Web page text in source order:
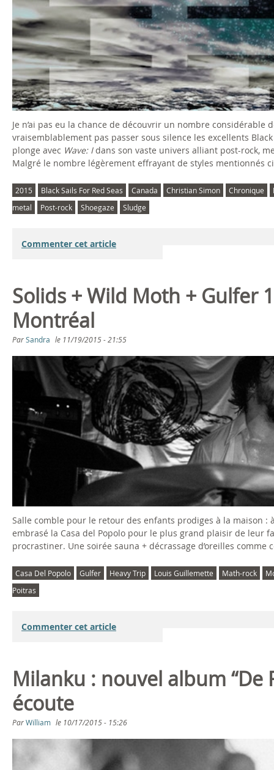
Je n’ai pas eu la chance de découvrir un nombre
vraisemblablement pas passer sous silence les excellents
plonge avec Wave: Idans son vaste univers alliant post-rock,
Malgré le nombre légèrement effrayant de styles mentionnés
2015 Black Sails For Red Seas Canada Christian Simon Chronique
metal
Post-rock Shoegaze Sludge
Commenter cet article
Solids + Wild Moth + Gulfer
Montréal
ParSandra le 11/19/2015 - 21:55
Salle comble pour le retour des enfants prodiges à la maison
embrasé la Casa del Popolo pour le plus grand plaisir de leur
procrastiner. Une soirée sauna + décrassage d’oreilles comme
Casa Del Popolo Gulfer Heavy Trip Louis Guillemette Math-rock
Poitras
Commenter cet article
Milanku : nouvel album “De
écoute
ParWilliam le 10/17/2015 - 15:26